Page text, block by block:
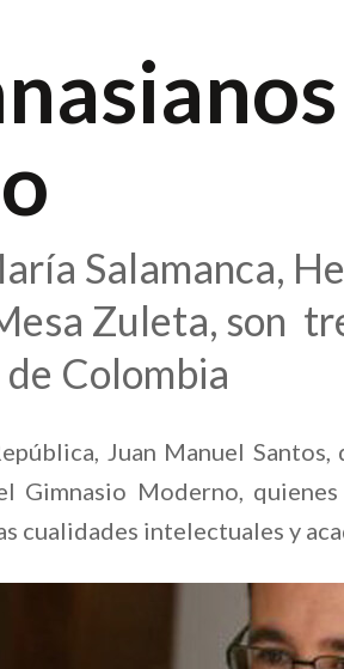
Salamanca,
Zuleta, son
Colombia
Juan Manuel
Gimnasio Moderno,
cualidades intelectuales y